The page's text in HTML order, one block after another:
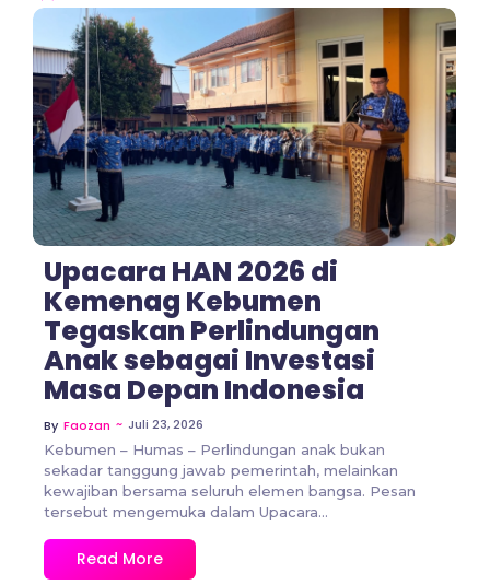
No Comments
Upacara HAN 2026 di
Kemenag Kebumen
Tegaskan Perlindungan
Anak sebagai Investasi
Masa Depan Indonesia
By Faozan ~ Juli 23, 2026
Kebumen – Humas – Perlindungan anak bukan
sekadar tanggung jawab pemerintah, melainkan
kewajiban bersama seluruh elemen bangsa. Pesan
tersebut mengemuka dalam Upacara...
Read More